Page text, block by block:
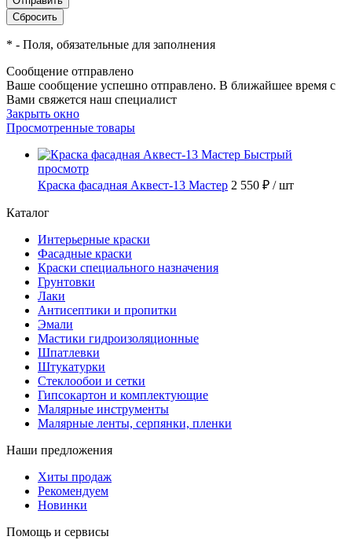
* - Поля, обязательные для заполнения
Сообщение отправлено
Ваше сообщение успешно отправлено. В ближайшее время с
Вами свяжется наш специалист
Закрыть окно
Просмотренные товары
Быстрый
просмотр
Краска фасадная Аквест-13 Мастер 2 550 ₽ / шт
Каталог
Интерьерные краски
Фасадные краски
Краски специального назначения
Грунтовки
Лаки
Антисептики и пропитки
Эмали
Мастики гидроизоляционные
Шпатлевки
Штукатурки
Стеклообои и сетки
Гипсокартон и комплектующие
Малярные инструменты
Малярные ленты, серпянки, пленки
Наши предложения
Хиты продаж
Рекомендуем
Новинки
Помощь и сервисы